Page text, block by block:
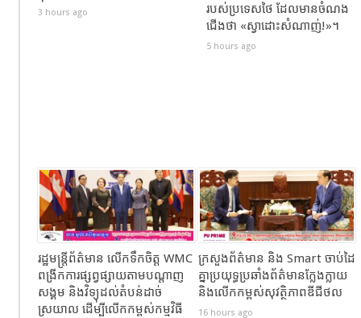
3 hours ago
របស់ប្រទេសថៃ ដែលមានចំណង
ជើង​ថា «ស្វាដោះសំណាញ់!»។
5 hours ago
រដ្ឋមន្ត្រីព័ត៌មាន លើកទឹកចិត្ត WMC
ពង្រីកការផ្សព្វផ្សាយតាមបណ្តាញ
សង្គម និងវិទ្យុដល់តំបន់ដាច់
ស្រយាល ដើម្បីលើកកម្ពស់កម្មវិធី
ក្រសួងព័ត៌មាន និង Smart ចាប់ដៃ
គ្នាប្រយុទ្ធប្រឆាំងព័ត៌មានក្លែងក្លាយ
និងលើកកម្ពស់សុវត្ថិភាពឌីជីថល
16 hours ago